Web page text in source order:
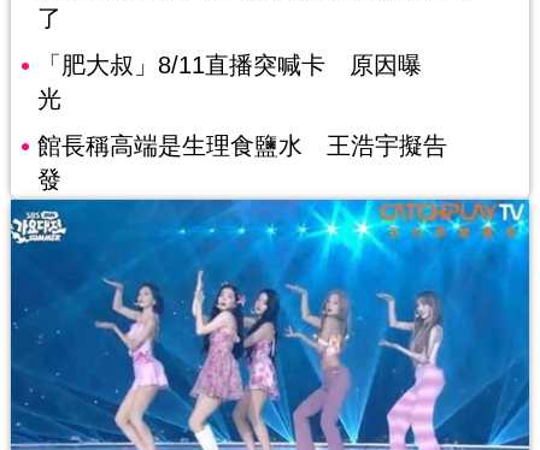
了
「肥大叔」8/11直播突喊卡 原因曝
光
館長稱高端是生理食鹽水 王浩宇擬告
發